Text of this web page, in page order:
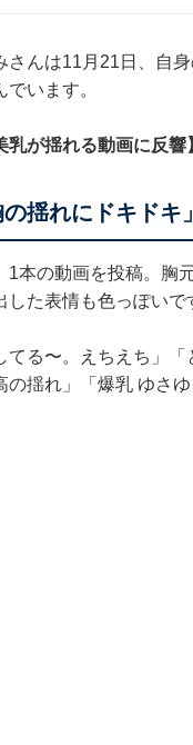
さんは11月21日、自
います。
が揺れる動画に反響】
揺れにドキドキ」
本の動画を投稿。胸
た表情も色っぽいで
てる〜。えちえち」
揺れ」「爆乳 ゆさ